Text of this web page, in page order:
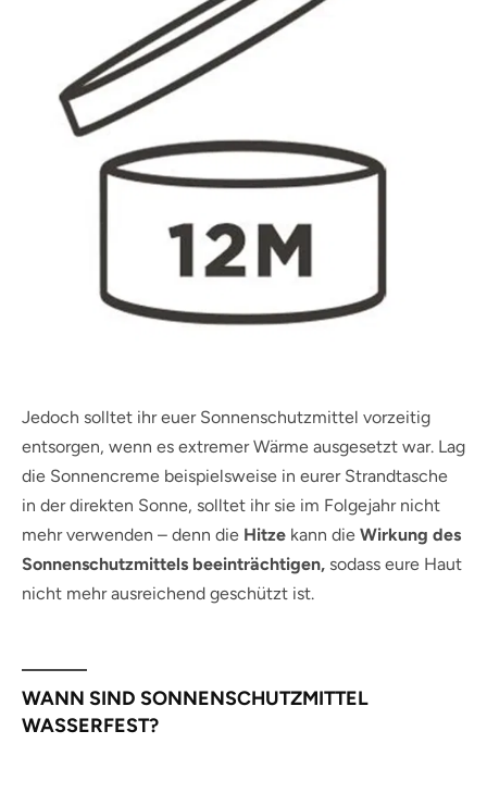
Jedoch solltet ihr euer Sonnenschutzmittel vorzeitig
entsorgen, wenn es extremer Wärme ausgesetzt war. Lag
die Sonnencreme beispielsweise in eurer Strandtasche
in der direkten Sonne, solltet ihr sie im Folgejahr nicht
mehr verwenden – denn die Hitze kann die Wirkung des
Sonnenschutzmittels beeinträchtigen, sodass eure Haut
nicht mehr ausreichend geschützt ist.
WANN SIND SONNENSCHUTZMITTEL
WASSERFEST?